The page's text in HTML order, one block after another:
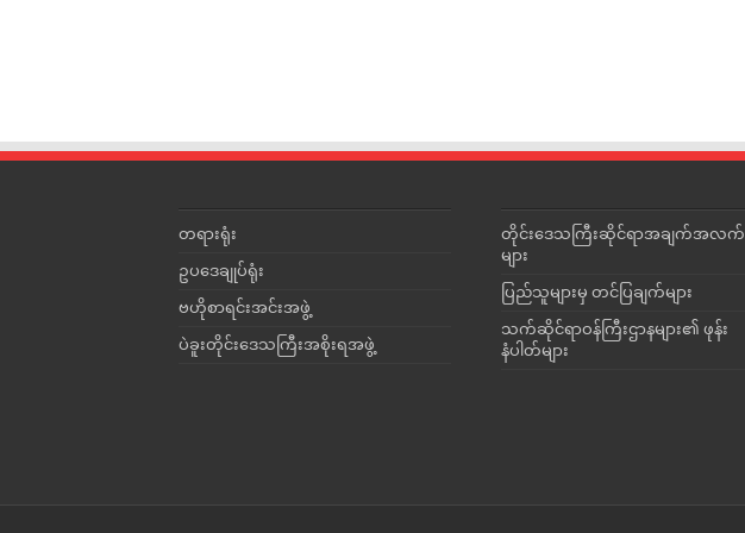
တရားရုံး
ဥပဒေချုပ်ရုံး
ဗဟိုစာရင်းအင်းအဖွဲ့
ပဲခူးတိုင်းဒေသကြီးအစိုးရအဖွဲ့
တိုင်းဒေသကြီးဆိုင်ရာအချက်အလက်
များ
ပြည်သူများမှ တင်ပြချက်များ
သက်ဆိုင်ရာဝန်ကြီးဌာနများ၏ ဖုန်း
နံပါတ်များ